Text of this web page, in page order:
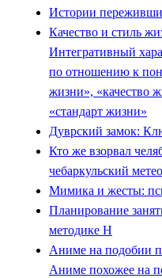
Истории
Качество и стиль
Интегративный
по отношению к
жизни», «качество
«стандарт жизни»
Дуврский замок:
Кто же взорвал
чебаркульский
Мимика и жесты:
Планирование
методике Н
Аниме на подобии
Аниме похожее на